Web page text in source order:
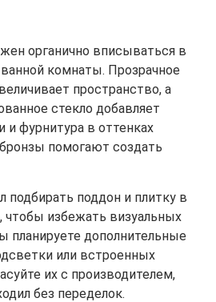
органично вписываться в
комнаты. Прозрачное
пространство, а
стекло добавляет
и фурнитура в оттенках
помогают создать
поддон и плитку в
чтобы избежать визуальных
планируете дополнительные
или встроенных
их с производителем,
без переделок.